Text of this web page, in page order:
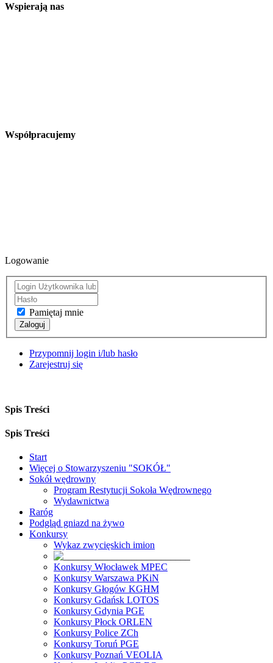
Wspierają nas
Współpracujemy
Logowanie
Pamiętaj mnie
Zaloguj
Przypomnij login i/lub hasło
Zarejestruj się
Spis Treści
Spis Treści
Start
Więcej o Stowarzyszeniu "SOKÓŁ"
Sokół wędrowny
Program Restytucji Sokoła Wędrownego
Wydawnictwa
Raróg
Podgląd gniazd na żywo
Konkursy
Wykaz zwycięskich imion
Konkursy Włocławek MPEC
Konkursy Warszawa PKiN
Konkursy Głogów KGHM
Konkursy Gdańsk LOTOS
Konkursy Gdynia PGE
Konkursy Płock ORLEN
Konkursy Police ZCh
Konkursy Toruń PGE
Konkursy Poznań VEOLIA